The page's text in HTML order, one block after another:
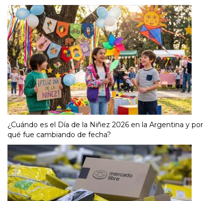
¿Cuándo es el Día de la Niñez 2026 en la Argentina y por
qué fue cambiando de fecha?